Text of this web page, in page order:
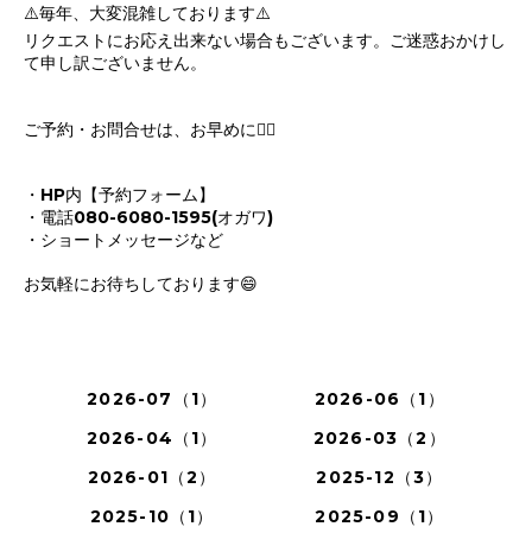
⚠️毎年、大変混雑しております⚠️
リクエストにお応え出来ない場合もございます。ご迷惑おかけし
て申し訳ございません。
ご予約・お問合せは、お早めに🙋‍♀️
・HP内【予約フォーム】
・電話080-6080-1595(オガワ)
・ショートメッセージなど
お気軽にお待ちしております😄
2026-07（1）
2026-06（1）
2026-04（1）
2026-03（2）
2026-01（2）
2025-12（3）
2025-10（1）
2025-09（1）